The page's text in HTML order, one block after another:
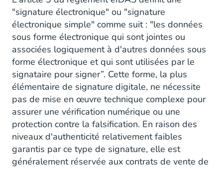
"signature électronique" ou "signature
électronique simple" comme suit : "les données
sous forme électronique qui sont jointes ou
associées logiquement à d'autres données sous
forme électronique et qui sont utilisées par le
signataire pour signer”. Cette forme, la plus
élémentaire de signature digitale, ne nécessite
pas de mise en œuvre technique complexe pour
assurer une vérification numérique ou une
protection contre la falsification. En raison des
niveaux d'authenticité relativement faibles
garantis par ce type de signature, elle est
généralement réservée aux contrats de vente de